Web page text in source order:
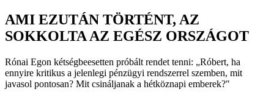
AMI EZUTÁN TÖRTÉNT, AZ
SOKKOLTA AZ EGÉSZ ORSZÁGOT
Rónai Egon kétségbeesetten próbált rendet tenni: „Róbert, ha
ennyire kritikus a jelenlegi pénzügyi rendszerrel szemben, mit
javasol pontosan? Mit csináljanak a hétköznapi emberek?"